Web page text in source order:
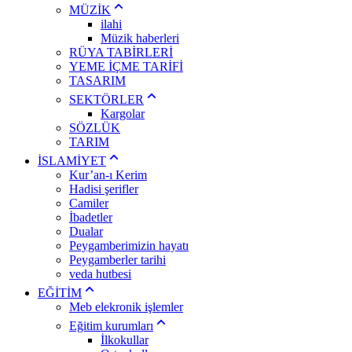
MÜZİK
ilahi
Müzik haberleri
RÜYA TABİRLERİ
YEME İÇME TARİFİ
TASARIM
SEKTÖRLER
Kargolar
SÖZLÜK
TARIM
İSLAMİYET
Kur’an-ı Kerim
Hadisi şerifler
Camiler
İbadetler
Dualar
Peygamberimizin hayatı
Peygamberler tarihi
veda hutbesi
EĞİTİM
Meb elekronik işlemler
Eğitim kurumları
İlkokullar